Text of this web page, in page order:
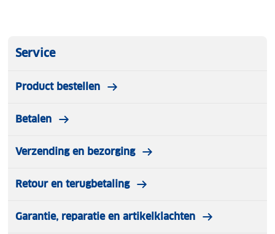
Service
Product bestellen
Betalen
Verzending en bezorging
Retour en terugbetaling
Garantie, reparatie en artikelklachten